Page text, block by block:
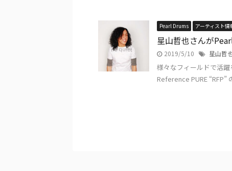
Pearl Drums アーティスト情
星山哲也さんが
2019/5/10 星山哲
様々なフィールドで活
Reference PURE “RFP”